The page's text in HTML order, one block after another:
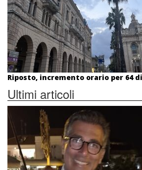
Riposto, incremento orario per 64
Ultimi articoli